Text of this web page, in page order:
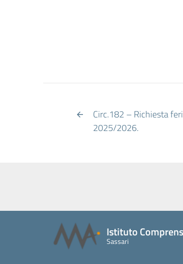
Circ.182 – Richiesta
2025/2026.
Istituto
Sassari